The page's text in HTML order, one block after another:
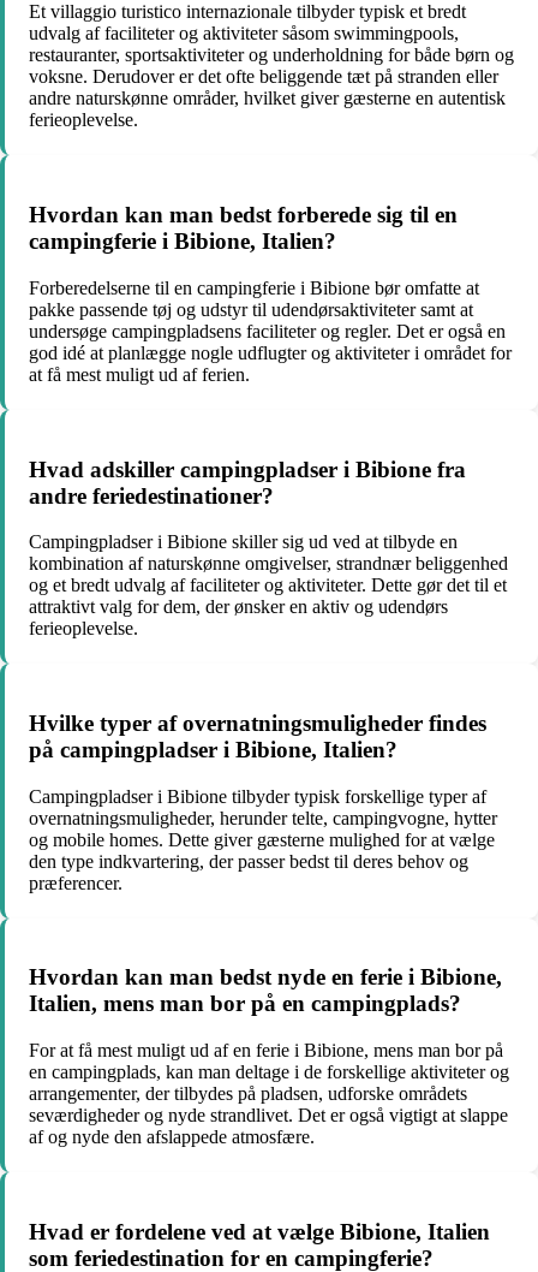
Et villaggio turistico internazionale tilbyder typisk et bredt
udvalg af faciliteter og aktiviteter såsom swimmingpools,
restauranter, sportsaktiviteter og underholdning for både børn og
voksne. Derudover er det ofte beliggende tæt på stranden eller
andre naturskønne områder, hvilket giver gæsterne en autentisk
ferieoplevelse.
Hvordan kan man bedst forberede sig til en
campingferie i Bibione, Italien?
Forberedelserne til en campingferie i Bibione bør omfatte at
pakke passende tøj og udstyr til udendørsaktiviteter samt at
undersøge campingpladsens faciliteter og regler. Det er også en
god idé at planlægge nogle udflugter og aktiviteter i området for
at få mest muligt ud af ferien.
Hvad adskiller campingpladser i Bibione fra
andre feriedestinationer?
Campingpladser i Bibione skiller sig ud ved at tilbyde en
kombination af naturskønne omgivelser, strandnær beliggenhed
og et bredt udvalg af faciliteter og aktiviteter. Dette gør det til et
attraktivt valg for dem, der ønsker en aktiv og udendørs
ferieoplevelse.
Hvilke typer af overnatningsmuligheder findes
på campingpladser i Bibione, Italien?
Campingpladser i Bibione tilbyder typisk forskellige typer af
overnatningsmuligheder, herunder telte, campingvogne, hytter
og mobile homes. Dette giver gæsterne mulighed for at vælge
den type indkvartering, der passer bedst til deres behov og
præferencer.
Hvordan kan man bedst nyde en ferie i Bibione,
Italien, mens man bor på en campingplads?
For at få mest muligt ud af en ferie i Bibione, mens man bor på
en campingplads, kan man deltage i de forskellige aktiviteter og
arrangementer, der tilbydes på pladsen, udforske områdets
seværdigheder og nyde strandlivet. Det er også vigtigt at slappe
af og nyde den afslappede atmosfære.
Hvad er fordelene ved at vælge Bibione, Italien
som feriedestination for en campingferie?